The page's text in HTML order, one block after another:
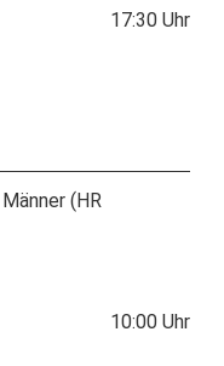
17:30 Uhr
(HR
10:00 Uhr